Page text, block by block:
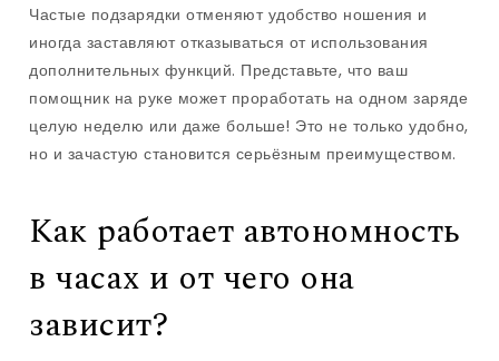
Частые подзарядки отменяют удобство ношения и
иногда заставляют отказываться от использования
дополнительных функций. Представьте, что ваш
помощник на руке может проработать на одном заряде
целую неделю или даже больше! Это не только удобно,
но и зачастую становится серьёзным преимуществом.
Как работает автономность
в часах и от чего она
зависит?